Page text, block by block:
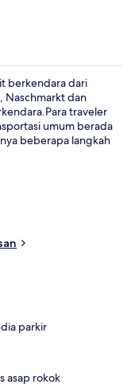
berkendara dari
Naschmarkt dan
traveler
umum berada
beberapa langkah
parkir
asap rokok